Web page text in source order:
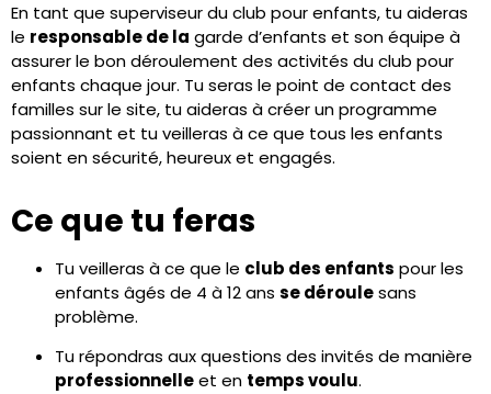
En tant que superviseur du club pour enfants, tu aideras
le responsable de la garde d’enfants et son équipe à
assurer le bon déroulement des activités du club pour
enfants chaque jour. Tu seras le point de contact des
familles sur le site, tu aideras à créer un programme
passionnant et tu veilleras à ce que tous les enfants
soient en sécurité, heureux et engagés.
Ce que tu feras
Tu veilleras à ce que le club des enfants pour les
enfants âgés de 4 à 12 ans se déroulesans
problème.
Tu répondras aux questions des invités de manière
professionnelleet en temps voulu.